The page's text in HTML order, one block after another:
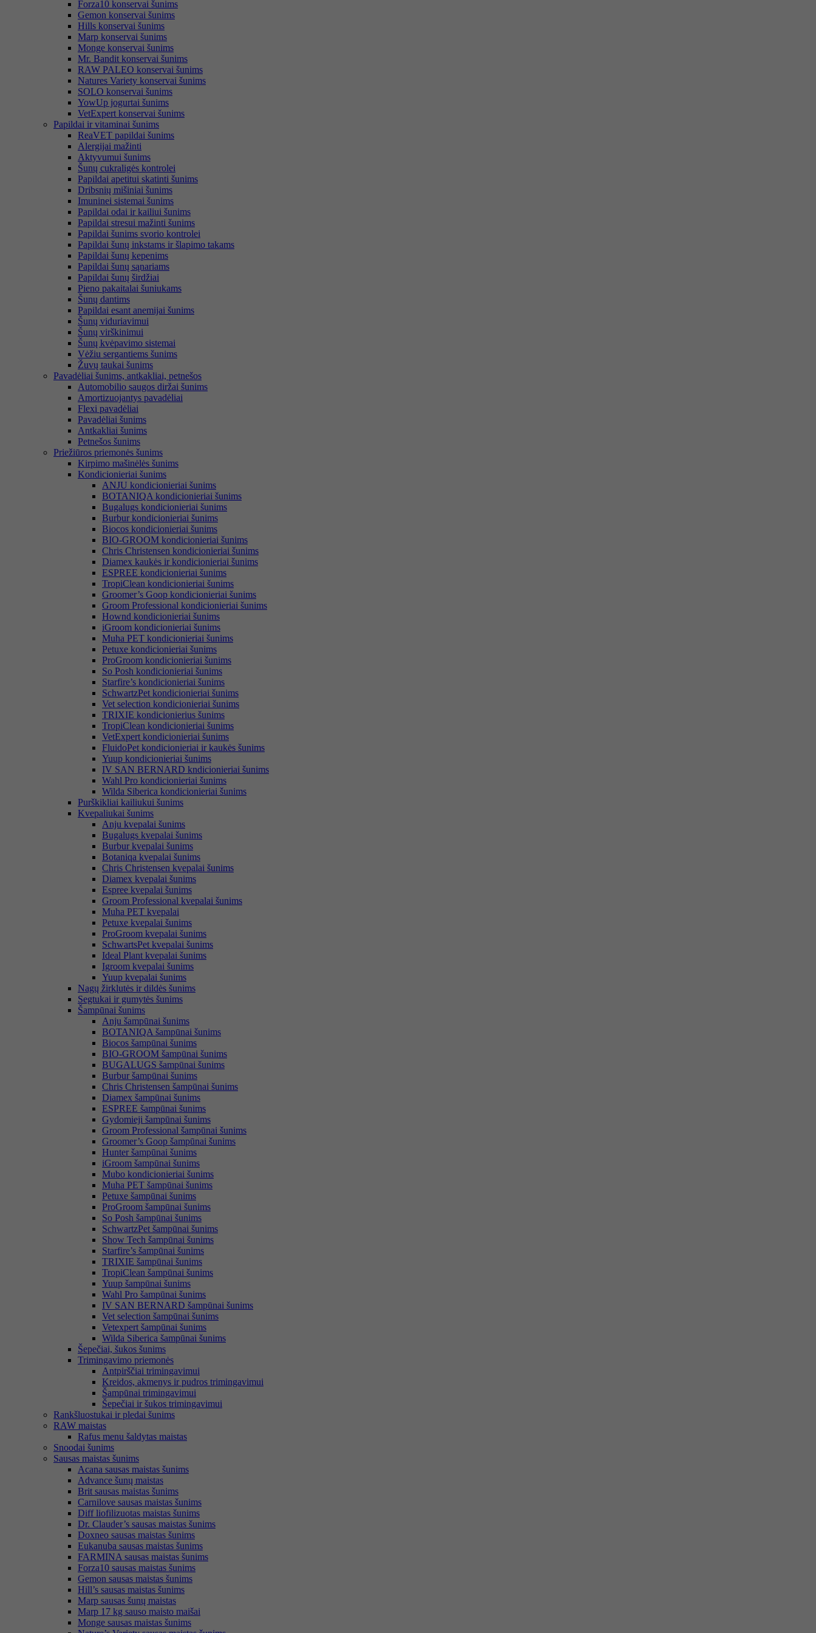
Forza10 konservai šunims
Gemon konservai šunims
Hills konservai šunims
Marp konservai šunims
Monge konservai šunims
Mr. Bandit konservai šunims
RAW PALEO konservai šunims
Natures Variety konservai šunims
SOLO konservai šunims
YowUp jogurtai šunims
VetExpert konservai šunims
Papildai ir vitaminai šunims
ReaVET papildai šunims
Alergijai mažinti
Aktyvumui šunims
Šunų cukraligės kontrolei
Papildai apetitui skatinti šunims
Dribsnių mišiniai šunims
Imuninei sistemai šunims
Papildai odai ir kailiui šunims
Papildai stresui mažinti šunims
Papildai šunims svorio kontrolei
Papildai šunų inkstams ir šlapimo takams
Papildai šunų kepenims
Papildai šunų sąnariams
Papildai šunų širdžiai
Pieno pakaitalai šuniukams
Šunų dantims
Papildai esant anemijai šunims
Šunų viduriavimui
Šunų virškinimui
Šunų kvėpavimo sistemai
Vėžiu sergantiems šunims
Žuvų taukai šunims
Pavadėliai šunims, antkakliai, petnešos
Automobilio saugos diržai šunims
Amortizuojantys pavadėliai
Flexi pavadėliai
Pavadėliai šunims
Antkakliai šunims
Petnešos šunims
Priežiūros priemonės šunims
Kirpimo mašinėlės šunims
Kondicionieriai šunims
ANJU kondicionieriai šunims
BOTANIQA kondicionieriai šunims
Bugalugs kondicionieriai šunims
Burbur kondicionieriai šunims
Biocos kondicionieriai šunims
BIO-GROOM kondicionieriai šunims
Chris Christensen kondicionieriai šunims
Diamex kaukės ir kondicionieriai šunims
ESPREE kondicionieriai šunims
TropiClean kondicionieriai šunims
Groomer’s Goop kondicionieriai šunims
Groom Professional kondicionieriai šunims
Hownd kondicionieriai šunims
iGroom kondicionieriai šunims
Muha PET kondicionieriai šunims
Petuxe kondicionieriai šunims
ProGroom kondicionieriai šunims
So Posh kondicionieriai šunims
Starfire’s kondicionieriai šunims
SchwartzPet kondicionieriai šunims
Vet selection kondicionieriai šunims
TRIXIE kondicionierius šunims
TropiClean kondicionieriai šunims
VetExpert kondicionieriai šunims
FluidoPet kondicionieriai ir kaukės šunims
Yuup kondicionieriai šunims
IV SAN BERNARD kndicionieriai šunims
Wahl Pro kondicionieriai šunims
Wilda Siberica kondicionieriai šunims
Purškikliai kailiukui šunims
Kvepaliukai šunims
Anju kvepalai šunims
Bugalugs kvepalai šunims
Burbur kvepalai šunims
Botaniqa kvepalai šunims
Chris Christensen kvepalai šunims
Diamex kvepalai šunims
Espree kvepalai šunims
Groom Professional kvepalai šunims
Muha PET kvepalai
Petuxe kvepalai šunims
ProGroom kvepalai šunims
SchwartsPet kvepalai šunims
Ideal Plant kvepalai šunims
Igroom kvepalai šunims
Yuup kvepalai šunims
Nagų žirklutės ir dildės šunims
Segtukai ir gumytės šunims
Šampūnai šunims
Anju šampūnai šunims
BOTANIQA šampūnai šunims
Biocos šampūnai šunims
BIO-GROOM šampūnai šunims
BUGALUGS šampūnai šunims
Burbur šampūnai šunims
Chris Christensen šampūnai šunims
Diamex šampūnai šunims
ESPREE šampūnai šunims
Gydomieji šampūnai šunims
Groom Professional šampūnai šunims
Groomer’s Goop šampūnai šunims
Hunter šampūnai šunims
iGroom šampūnai šunims
Mubo kondicionieriai šunims
Muha PET šampūnai šunims
Petuxe šampūnai šunims
ProGroom šampūnai šunims
So Posh šampūnai šunims
SchwartzPet šampūnai šunims
Show Tech šampūnai šunims
Starfire’s šampūnai šunims
TRIXIE šampūnai šunims
TropiClean šampūnai šunims
Yuup šampūnai šunims
Wahl Pro šampūnai šunims
IV SAN BERNARD šampūnai šunims
Vet selection šampūnai šunims
Vetexpert šampūnai šunims
Wilda Siberica šampūnai šunims
Šepečiai, šukos šunims
Trimingavimo priemonės
Antpirščiai trimingavimui
Kreidos, akmenys ir pudros trimingavimui
Šampūnai trimingavimui
Šepečiai ir šukos trimingavimui
Rankšluostukai ir pledai šunims
RAW maistas
Rafus menu šaldytas maistas
Snoodai šunims
Sausas maistas šunims
Acana sausas maistas šunims
Advance šunų maistas
Brit sausas maistas šunims
Carnilove sausas maistas šunims
Diff liofilizuotas maistas šunims
Dr. Clauder’s sausas maistas šunims
Doxneo sausas maistas šunims
Eukanuba sausas maistas šunims
FARMINA sausas maistas šunims
Forza10 sausas maistas šunims
Gemon sausas maistas šunims
Hill’s sausas maistas šunims
Marp sausas šunų maistas
Marp 17 kg sauso maisto maišai
Monge sausas maistas šunims